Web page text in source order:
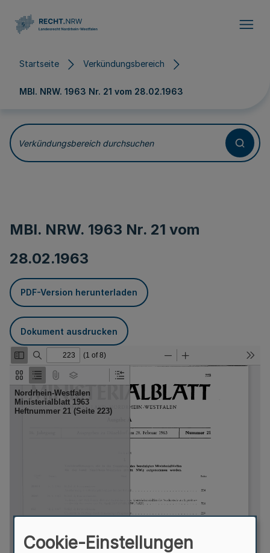
Startseite Verkündungsbereich
MBl. NRW. 1963 Nr. 21 vom 28.02.1963
Verkündungsbereich durchsuchen
MBl. NRW. 1963 Nr. 21 vom
28.02.1963
PDF-Version herunterladen
Dokument ausdrucken
Cookie-Einstellungen